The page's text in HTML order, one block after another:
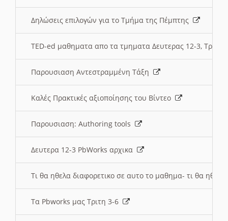
Δηλώσεις επιλογών για το Τμήμα της Πέμπτης
TED-ed μαθηματα απο τα τμηματα Δευτερας 12-3,
Παρουσιαση Αντεστραμμένη Τάξη
Καλές Πρακτικές αξιοποίησης του Βίντεο
Παρουσιαση: Authoring tools
Δευτερα 12-3 PbWorks αρχικα
Τι θα ηθελα διαφορετικο σε αυτο το μαθημα- τι θα
Τα Pbworks μας Τριτη 3-6